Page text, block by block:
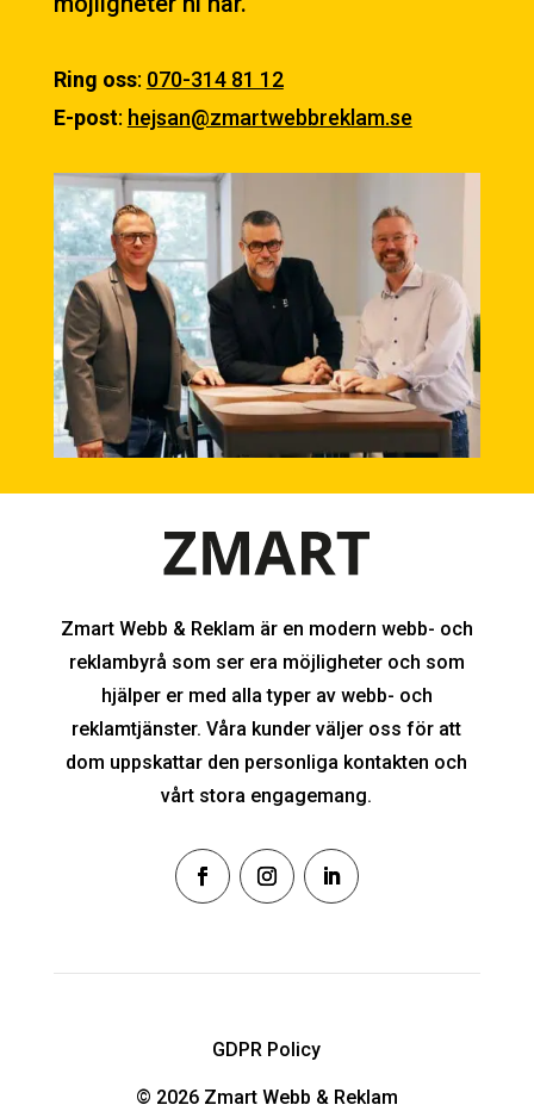
Ring oss: 070-314 81 12
E-post: hejsan@zmartwebbreklam.se
Zmart Webb & Reklam är en modern webb- och
reklambyrå som ser era möjligheter och som
hjälper er med alla typer av webb- och
reklamtjänster. Våra kunder väljer oss för att
dom uppskattar den personliga kontakten och
vårt stora engagemang.
GDPR Policy
© 2026 Zmart Webb & Reklam